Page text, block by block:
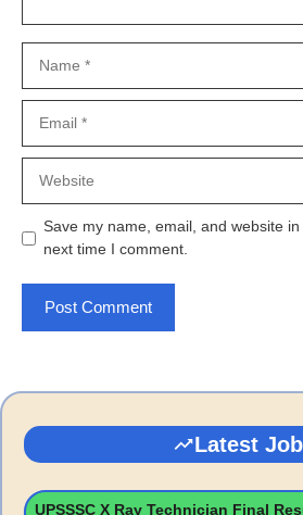
Save my name, email, and website
next time I comment.
Latest
UPSSSC X Ray Technician Final